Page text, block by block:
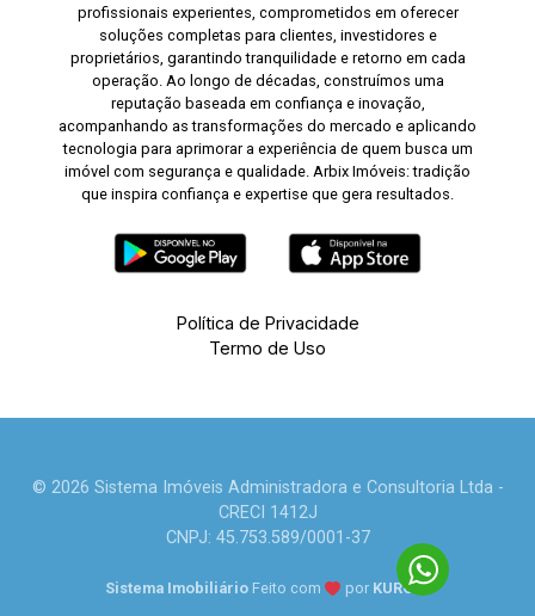
profissionais experientes, comprometidos em oferecer
soluções completas para clientes, investidores e
proprietários, garantindo tranquilidade e retorno em cada
operação. Ao longo de décadas, construímos uma
reputação baseada em confiança e inovação,
acompanhando as transformações do mercado e aplicando
tecnologia para aprimorar a experiência de quem busca um
imóvel com segurança e qualidade. Arbix Imóveis: tradição
que inspira confiança e expertise que gera resultados.
Política de Privacidade
Termo de Uso
© 2026 Sistema Imóveis Administradora e Consultoria Ltda -
CRECI 1412J
CNPJ: 45.753.589/0001-37
Sistema Imobiliário Feito com por KUROLE